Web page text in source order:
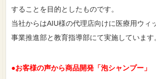
することを目的としたものです。
当社からはAIU様の代理店向けに医療用ウィ
事業推進部と教育指導部にて実施しています
●お客様の声から商品開発「泡シャンプー」